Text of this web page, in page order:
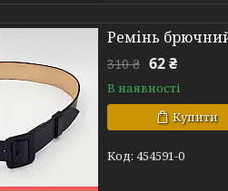
Ремінь
310 ₴ 62 ₴
В наявності
Купити
454591-0